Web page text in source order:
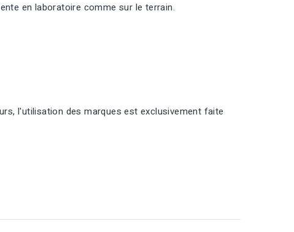
en laboratoire comme sur le terrain.
l'utilisation des marques est exclusivement faite